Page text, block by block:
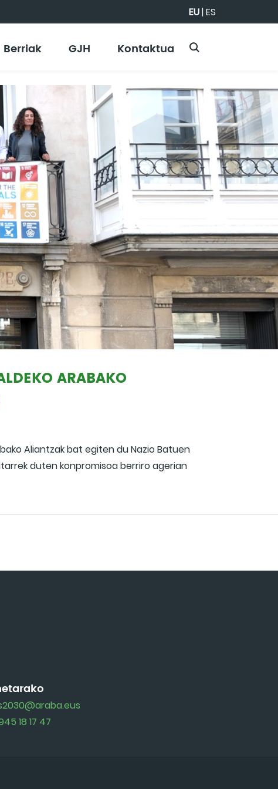
EU|ES
Berriak GJH Kontaktua
ARABAKO
Aliantzak bat egiten du Nazio Batuen
duten konpromisoa berriro agerian
18 17 47